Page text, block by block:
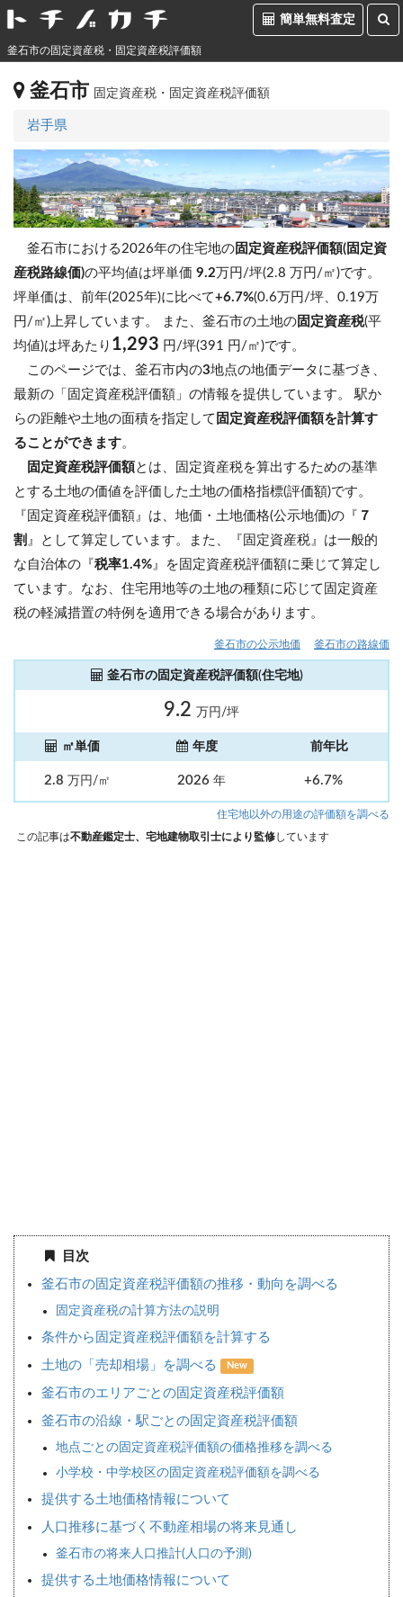
簡単無料査定
釜石市の固定資産税・固定資産税評価額
釜石市 固定資産税・固定資産税評価額
岩手県
釜石市における2026年の住宅地の 固定資産税評価額(固定資
産税路線価)の平均値は坪単価 9.2万円/坪(2.8 万円/㎡)です。
坪単価は、前年(2025年)に比べて+6.7%(0.6万円/坪、0.19万
円/㎡)上昇しています。
また、釜石市の土地の 固定資産税(平
均値)は坪あたり 1,293 円/坪(391 円/㎡)です。
このページでは、釜石市内の3地点の地価データに基づき、
最新の「固定資産税評価額」の情報を提供しています。 駅か
らの距離や土地の面積を指定して 固定資産税評価額を計算す
ることができます。
固定資産税評価額とは、固定資産税を算出するための基準
とする土地の価値を評価した土地の価格指標(評価額)です。
『固定資産税評価額』は、地価・土地価格(公示地価)の『 ７
割 』として算定しています。また、『固定資産税』は一般的
な自治体の『税率1.4% 』を固定資産税評価額に乗じて算定し
ています。なお、住宅用地等の土地の種類に応じて固定資産
税の軽減措置の特例を適用できる場合があります。
釜石市の公示地価 釜石市の路線価
釜石市の固定資産税評価額(住宅地)
9.2 万円/坪
㎡単価 年度 前年比
2.8 万円/㎡ 2026 年 +6.7%
住宅地以外の用途の評価額を調べる
この記事は不動産鑑定士、宅地建物取引士により監修しています
目次
釜石市の固定資産税評価額の推移・動向を調べる
固定資産税の計算方法の説明
条件から固定資産税評価額を計算する
土地の「売却相場」を調べる New
釜石市のエリアごとの固定資産税評価額
釜石市の沿線・駅ごとの固定資産税評価額
地点ごとの固定資産税評価額の価格推移を調べる
小学校・中学校区の固定資産税評価額を調べる
提供する土地価格情報について
人口推移に基づく不動産相場の将来見通し
釜石市の将来人口推計(人口の予測)
提供する土地価格情報について